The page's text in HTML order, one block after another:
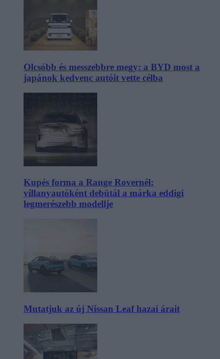
Olcsóbb és messzebbre megy: a BYD most a
japánok kedvenc autóit vette célba
Kupés forma a Range Rovernél:
villanyautóként debütál a márka eddigi
legmerészebb modellje
Mutatjuk az új Nissan Leaf hazai árait